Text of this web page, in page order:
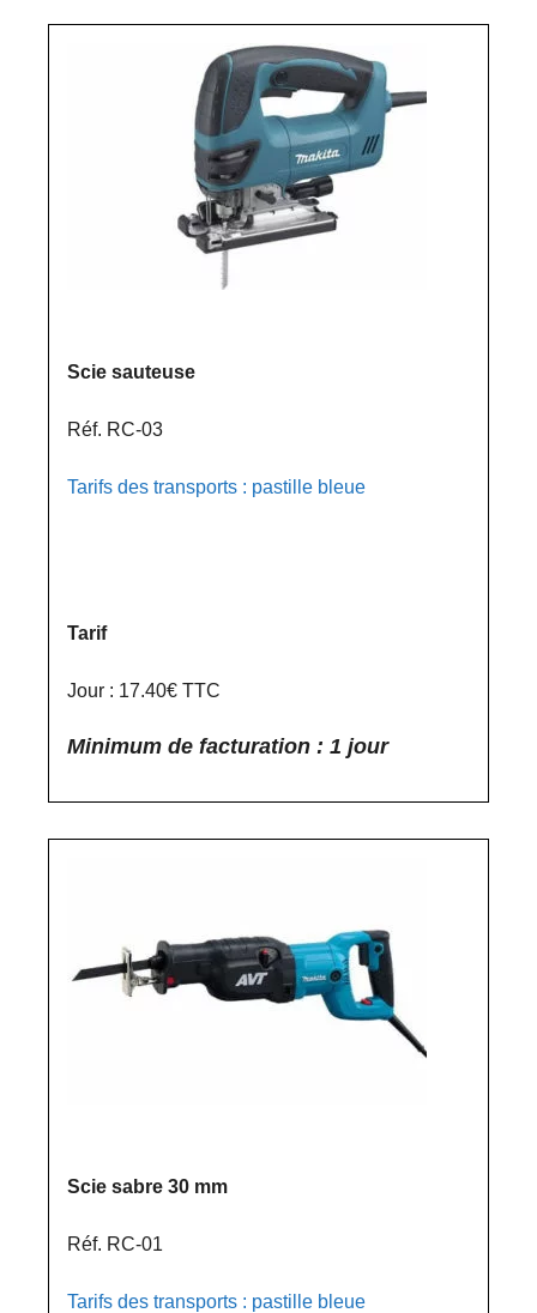
Scie sauteuse
Réf. RC-03
Tarifs des transports : pastille bleue
Tarif
Jour : 17.40€ TTC
Minimum de facturation : 1 jour
Scie sabre 30 mm
Réf. RC-01
Tarifs des transports : pastille bleue